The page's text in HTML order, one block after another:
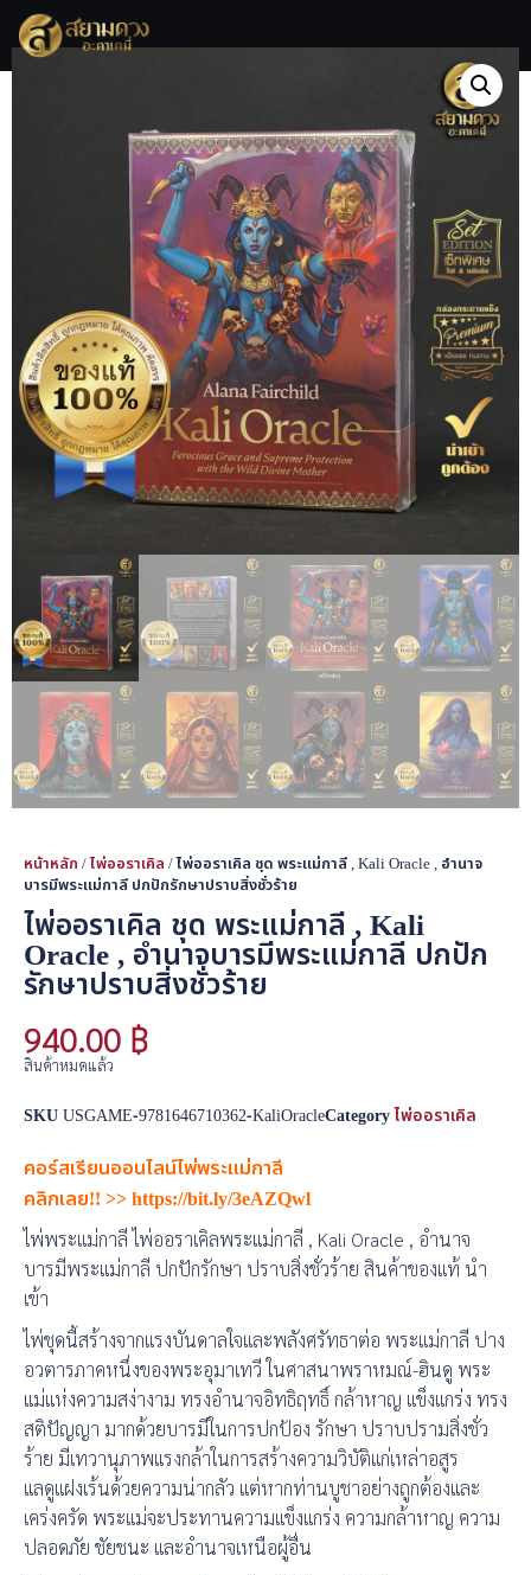
หน้าหลัก /ไพ่ออราเคิล / ไพ่ออราเคิล ชุด พระแม่กาลี , Kali Oracle , อำนาจ
บารมีพระแม่กาลี ปกปักรักษาปราบสิ่งชั่วร้าย
ไพ่ออราเคิล ชุด พระแม่กาลี , Kali
Oracle , อำนาจบารมีพระแม่กาลี ปกปัก
รักษาปราบสิ่งชั่วร้าย
940.00 ฿
สินค้าหมดแล้ว
SKUUSGAME-9781646710362-KaliOracleCategoryไพ่ออราเคิล
คอร์สเรียนออนไลน์ไพ่พระแม่กาลี
คลิกเลย!! >>https://bit.ly/3eAZQwl
ไพ่พระแม่กาลี ไพ่ออราเคิลพระแม่กาลี , Kali Oracle , อำนาจ
บารมีพระแม่กาลี ปกปักรักษา ปราบสิ่งชั่วร้าย สินค้าของแท้ นำ
เข้า
ไพ่ชุดนี้สร้างจากแรงบันดาลใจและพลังศรัทธาต่อ พระแม่กาลี ปาง
อวตารภาคหนึ่งของพระอุมาเทวี ในศาสนาพราหมณ์-ฮินดู พระ
แม่แห่งความสง่างาม ทรงอำนาจอิทธิฤทธิ์ กล้าหาญ แข็งแกร่ง ทรง
สติปัญญา มากด้วยบารมีในการปกป้อง รักษา ปราบปรามสิ่งชั่ว
ร้าย มีเทวานุภาพแรงกล้าในการสร้างความวิบัติแก่เหล่าอสูร
แลดูแฝงเร้นด้วยความน่ากลัว แต่หากท่านบูชาอย่างถูกต้องและ
เคร่งครัด พระแม่จะประทานความแข็งแกร่ง ความกล้าหาญ ความ
ปลอดภัย ชัยชนะ และอำนาจเหนือผู้อื่น